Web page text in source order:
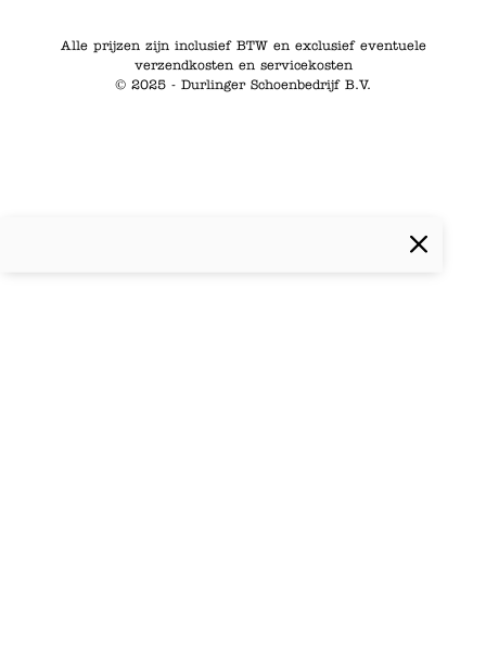
Alle prijzen zijn inclusief BTW en exclusief eventuele
verzendkosten en servicekosten
© 2025 - Durlinger Schoenbedrijf B.V.